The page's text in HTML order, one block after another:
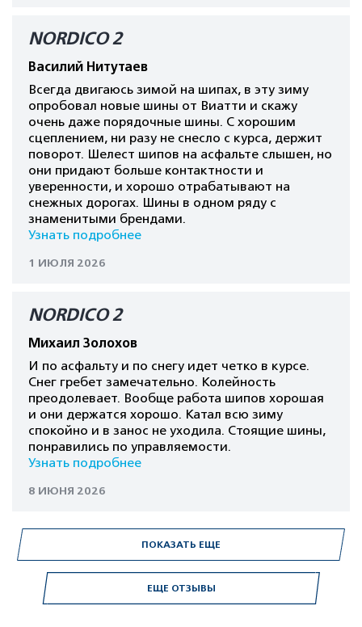
ЕЩЕ ОТЗЫВЫ
NORDICO 2
Василий Нитутаев
Всегда двигаюсь зимой на шипах, в эту зиму
опробовал новые шины от Виатти и скажу
очень даже порядочные шины. С хорошим
сцеплением, ни разу не снесло с курса, держит
поворот. Шелест шипов на асфальте слышен, но
они придают больше контактности и
уверенности, и хорошо отрабатывают на
снежных дорогах. Шины в одном ряду с
знаменитыми брендами.
Узнать подробнее
1 ИЮЛЯ 2026
NORDICO 2
Михаил Золохов
И по асфальту и по снегу идет четко в курсе.
Снег гребет замечательно. Колейность
преодолевает. Вообще работа шипов хорошая
и они держатся хорошо. Катал всю зиму
спокойно и в занос не уходила. Стоящие шины,
понравились по управляемости.
Узнать подробнее
8 ИЮНЯ 2026
ПОКАЗАТЬ ЕЩЕ